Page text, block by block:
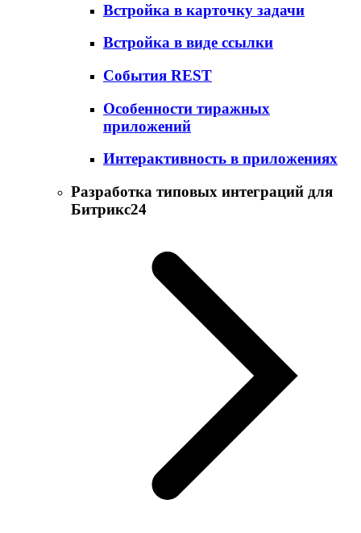
Встройка в карточку задачи
Встройка в виде ссылки
События REST
Особенности тиражных
приложений
Интерактивность в приложениях
Разработка типовых интеграций для
Битрикс24